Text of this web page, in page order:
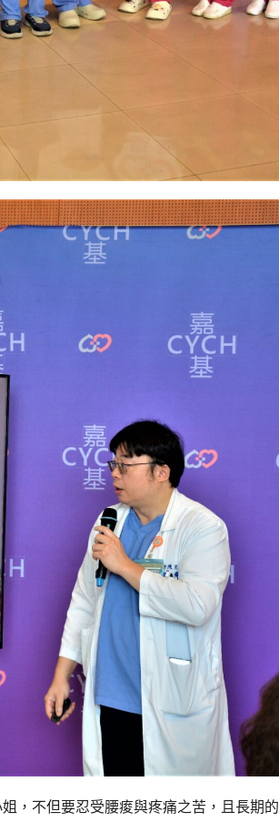
，不但要忍受腰痠與疼痛之苦，且長期的